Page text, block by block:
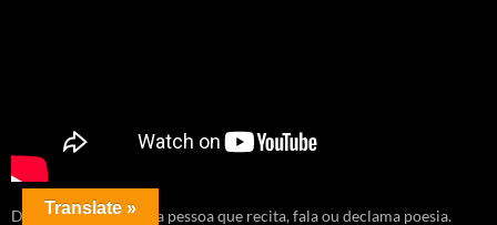
Diseur (do francês) é a pessoa que recita, fala ou declama poesia.
Translate »